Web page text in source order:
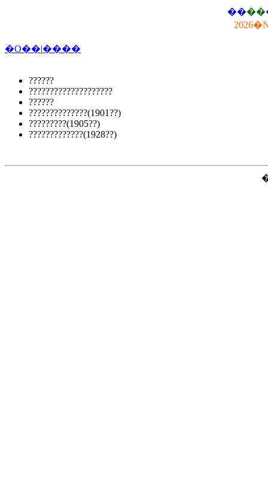
����
�O��|����
??????
????????????????????
??????
??????????????(1901??)
?????????(1905??)
?????????????(1928??)